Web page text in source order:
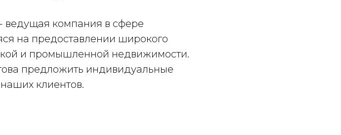
ведущая компания в сфере
на предоставлении широкого
и промышленной недвижимости.
предложить индивидуальные
клиентов.